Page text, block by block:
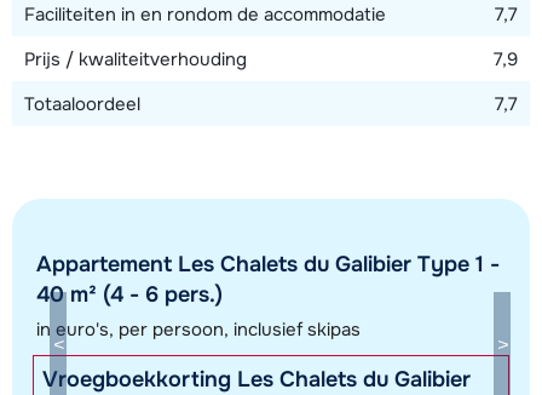
Faciliteiten in en rondom de accommodatie
7,7
Prijs / kwaliteitverhouding
7,9
Totaaloordeel
7,7
Appartement Les Chalets du Galibier Type 1 -
40 m² (4 - 6 pers.)
in euro's, per persoon, inclusief skipas
Vroegboekkorting Les Chalets du Galibier